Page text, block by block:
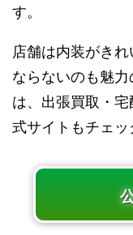
す。
店舗は内装がき
ならないのも魅
は、出張買取・
式サイトもチェッ